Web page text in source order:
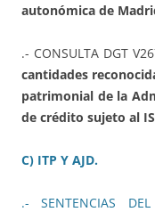
autonómica de
.- CONSULTA DGT
cantidades
patrimonial de la
de crédito sujeto al
C) ITP Y AJD.
.- SENTENCIAS